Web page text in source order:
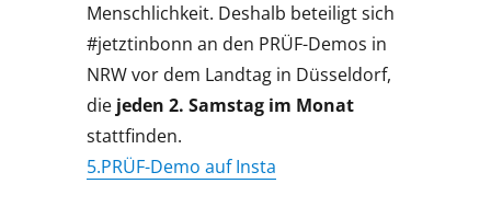
Menschlichkeit. Deshalb beteiligt sich
#jetztinbonn an den PRÜF-Demos in
NRW vor dem Landtag in Düsseldorf,
die jeden 2. Samstag im Monat
stattfinden.
5.PRÜF-Demo auf Insta